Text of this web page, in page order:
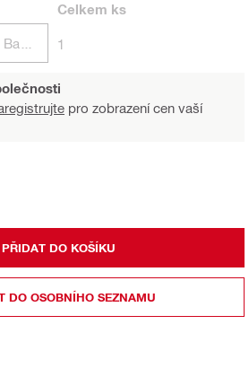
Celkem ks
1
pro zobrazení cen vaší
PŘIDAT DO KOŠÍKU
DO OSOBNÍHO SEZNAMU